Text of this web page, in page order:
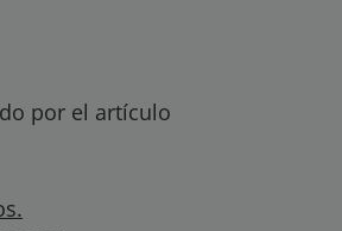
por el artículo